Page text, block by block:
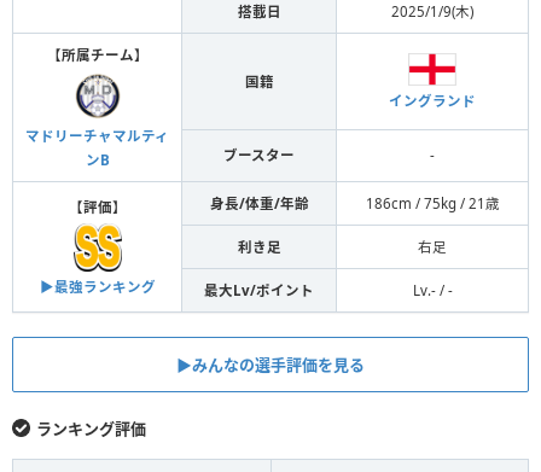
搭載日 2025/1/9(木)
【所属チーム】
マドリーチャマルティ
ンB
国籍
イングランド
ブースター -
【評価】
▶︎最強ランキング
身長/体重/年齢 186cm / 75kg / 21歳
利き足 右足
最大Lv/ポイント Lv.- / -
▶︎みんなの選手評価を見る
ランキング評価